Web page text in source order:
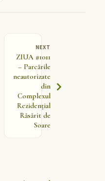
NEXT
ZIUA #1011
– Parcările
neautorizate
din
Complexul
Rezidențial
Răsărit de
Soare